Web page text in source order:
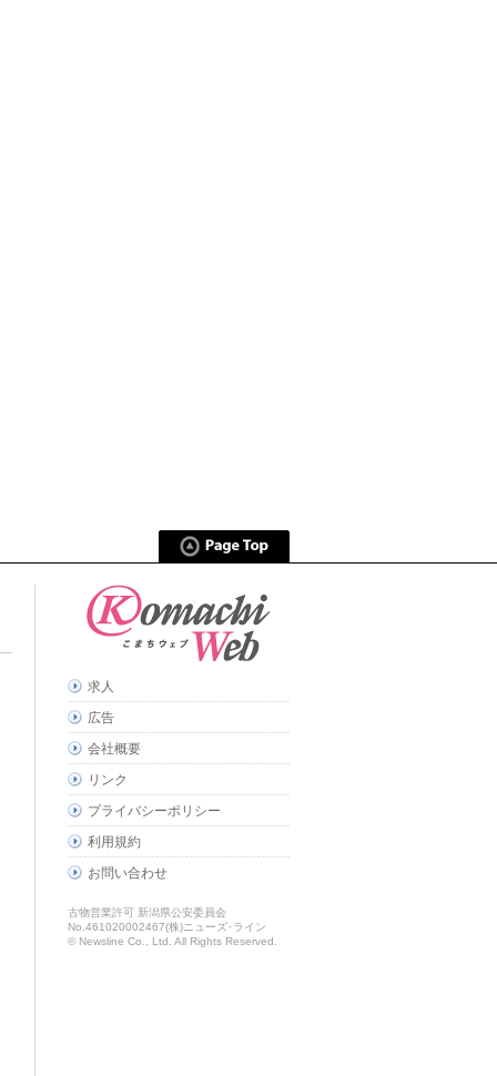
求人
広告
会社概要
リンク
プライバシーポリシー
利用規約
お問い合わせ
古物営業許可 新潟県公安委員会
No.461020002467(株)ニューズ･ライン
© Newsline Co., Ltd. All Rights Reserved.